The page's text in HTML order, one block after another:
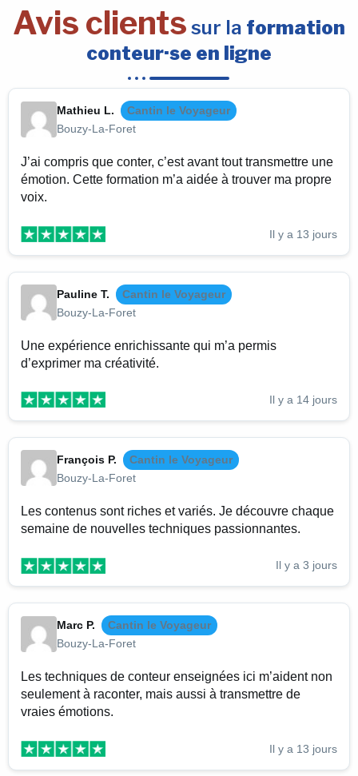
Avis clients sur la formation
conteur·se en ligne
Mathieu L.
Cantin le Voyageur
Bouzy-La-Foret
J’ai compris que conter, c’est avant tout transmettre une
émotion. Cette formation m’a aidée à trouver ma propre
voix.
Il y a 13 jours
Pauline T.
Cantin le Voyageur
Bouzy-La-Foret
Une expérience enrichissante qui m’a permis
d’exprimer ma créativité.
Il y a 14 jours
François P.
Cantin le Voyageur
Bouzy-La-Foret
Les contenus sont riches et variés. Je découvre chaque
semaine de nouvelles techniques passionnantes.
Il y a 3 jours
Marc P.
Cantin le Voyageur
Bouzy-La-Foret
Les techniques de conteur enseignées ici m’aident non
seulement à raconter, mais aussi à transmettre de
vraies émotions.
Il y a 13 jours